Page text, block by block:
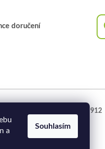
a
Souhlasím
doručení
469 660 912